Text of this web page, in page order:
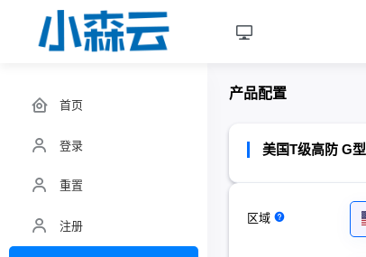
首页
登录
重置
注册
产品配置
美国T级高防 G型
区域